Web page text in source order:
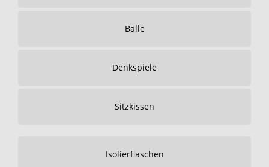
Bälle
Denkspiele
Sitzkissen
Isolierflaschen